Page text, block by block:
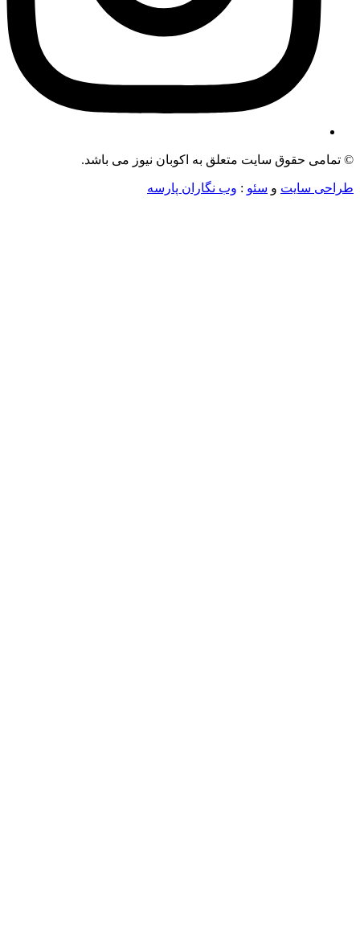
حقوق سایت متعلق به اکوبان نیوز می باشد.
سایت وسئو : وب نگاران پارسه